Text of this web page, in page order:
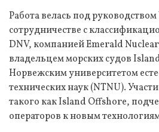
Работа велась под
сотрудничестве с
DNV, компанией Emerald
владельцем морских судов
Норвежским университетом
технических наук (NTNU).
такого как Island Offshore,
операторов к новым